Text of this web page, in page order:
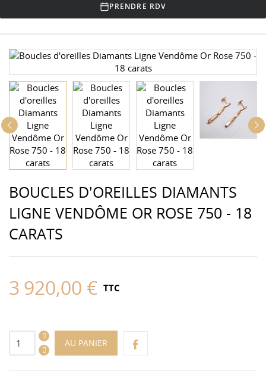
PRENDRE RDV
BOUCLES D'OREILLES DIAMANTS
LIGNE VENDÔME OR ROSE 750 - 18
CARATS
3 920,00 € TTC
AU PANIER